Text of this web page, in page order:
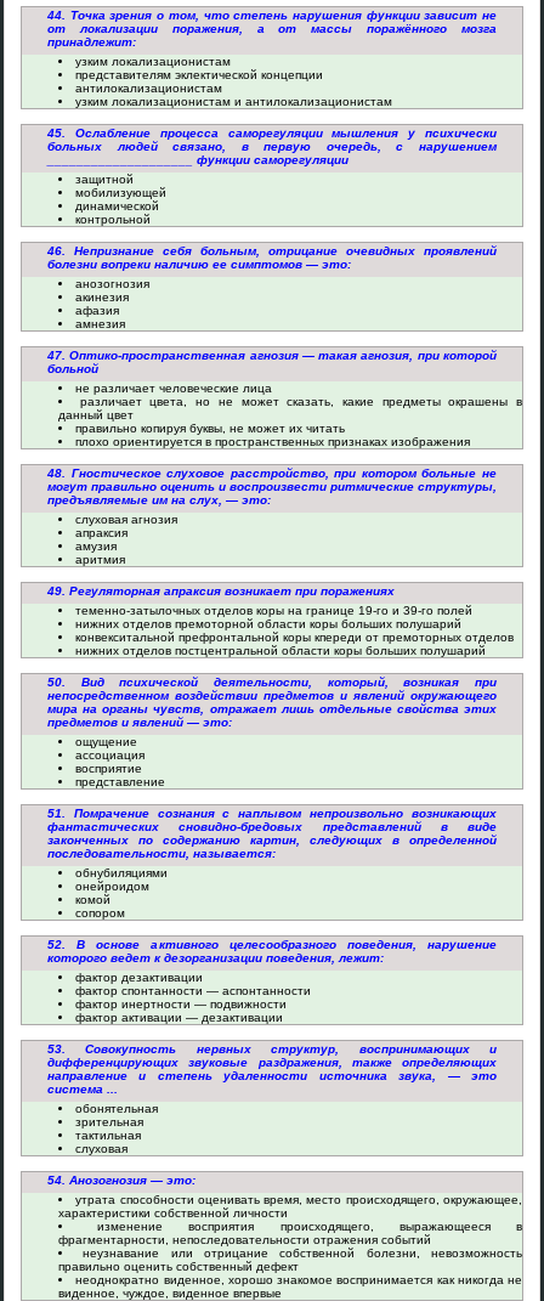
44. Точка зрения о том, что степень нарушения функции зависит не
от локализации поражения, а от массы поражённого мозга
принадлежит:
узким локализационистам
представителям эклектической концепции
антилокализационистам
узким локализационистам и антилокализационистам
45. Ослабление процесса саморегуляции мышления у психически
больных людей связано, в первую очередь, с нарушением
____________________ функции саморегуляции
защитной
мобилизующей
динамической
контрольной
46. Непризнание себя больным, отрицание очевидных проявлений
болезни вопреки наличию ее симптомов — это:
анозогнозия
акинезия
афазия
амнезия
47. Оптико-пространственная агнозия — такая агнозия, при которой
больной
не различает человеческие лица
различает цвета, но не может сказать, какие предметы окрашены в
данный цвет
правильно копируя буквы, не может их читать
плохо ориентируется в пространственных признаках изображения
48. Гностическое слуховое расстройство, при котором больные не
могут правильно оценить и воспроизвести ритмические структуры,
предъявляемые им на слух, — это:
слуховая агнозия
апраксия
амузия
аритмия
49. Регуляторная апраксия возникает при поражениях
теменно-затылочных отделов коры на границе 19-го и 39-го полей
нижних отделов премоторной области коры больших полушарий
конвекситальной префронтальной коры кпереди от премоторных отделов
нижних отделов постцентральной области коры больших полушарий
50. Вид психической деятельности, который, возникая при
непосредственном воздействии предметов и явлений окружающего
мира на органы чувств, отражает лишь отдельные свойства этих
предметов и явлений — это:
ощущение
ассоциация
восприятие
представление
51. Помрачение сознания с наплывом непроизвольно возникающих
фантастических сновидно-бредовых представлений в виде
законченных по содержанию картин, следующих в определенной
последовательности, называется:
обнубиляциями
онейроидом
комой
сопором
52. В основе активного целесообразного поведения, нарушение
которого ведет к дезорганизации поведения, лежит:
фактор дезактивации
фактор спонтанности — аспонтанности
фактор инертности — подвижности
фактор активации — дезактивации
53. Совокупность нервных структур, воспринимающих и
дифференцирующих звуковые раздражения, также определяющих
направление и степень удаленности источника звука, — это
система ...
обонятельная
зрительная
тактильная
слуховая
54. Анозогнозия — это:
утрата способности оценивать время, место происходящего, окружающее,
характеристики собственной личности
изменение восприятия происходящего, выражающееся в
фрагментарности, непоследовательности отражения событий
неузнавание или отрицание собственной болезни, невозможность
правильно оценить собственный дефект
неоднократно виденное, хорошо знакомое воспринимается как никогда не
виденное, чуждое, виденное впервые